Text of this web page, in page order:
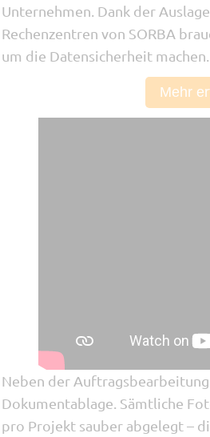
Unternehmen. Dank der
Rechenzentren von SORBA
um die Datensicherheit machen.
Mehr
Neben der
Dokumentablage. Sämtliche
pro Projekt sauber abgelegt –